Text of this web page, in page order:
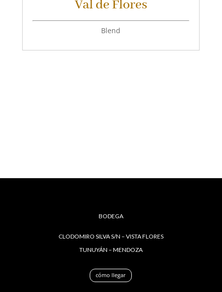
Val de Flores
Blend
BODEGA
CLODOMIRO SILVA S/N – VISTA FLORES
TUNUYÁN – MENDOZA
cómo llegar